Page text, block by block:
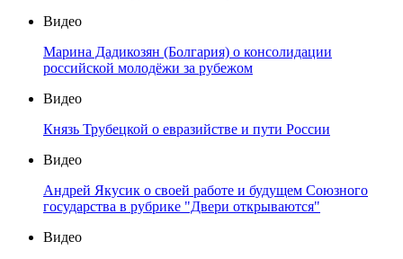
Видео
Марина Дадикозян (Болгария) о консолидации
российской молодёжи за рубежом
Видео
Князь Трубецкой о евразийстве и пути России
Видео
Андрей Якусик о своей работе и будущем Союзного
государства в рубрике "Двери открываются"
Видео